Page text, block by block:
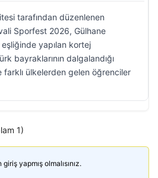
tarafından düzenlenen
Sporfest 2026, Gülhane
yapılan kortej
bayraklarının dalgalandığı
farklı ülkelerden gelen öğrenciler
1)
yapmış olmalısınız.